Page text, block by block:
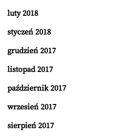
luty 2018
styczeń 2018
grudzień 2017
listopad 2017
październik 2017
wrzesień 2017
sierpień 2017